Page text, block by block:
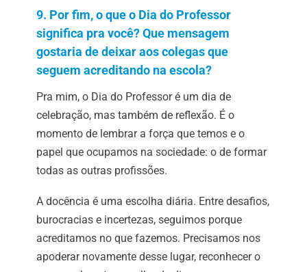
9. Por fim, o que o Dia do Professor
significa pra você? Que mensagem
gostaria de deixar aos colegas que
seguem acreditando na escola?
Pra mim, o Dia do Professor é um dia de
celebração, mas também de reflexão. É o
momento de lembrar a força que temos e o
papel que ocupamos na sociedade: o de formar
todas as outras profissões.
A docência é uma escolha diária. Entre desafios,
burocracias e incertezas, seguimos porque
acreditamos no que fazemos. Precisamos nos
apoderarnovamente desse lugar, reconhecer o